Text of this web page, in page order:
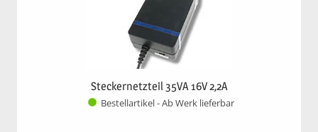
Steckernetzteil 35VA 16V 2,2A
Bestellartikel - Ab Werk lieferbar